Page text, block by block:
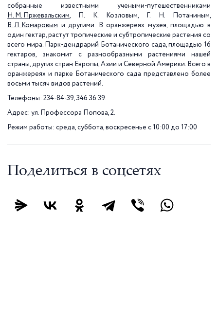
собранные известными учеными-путешественниками
Н. М. Пржевальским, П. К. Козловым, Г. Н. Потаниным,
В. Л. Комаровым и другими. В оранжереях музея, площадью в
один гектар, растут тропические и субтропические растения со
всего мира. Парк-дендрарий Ботанического сада, площадью 16
гектаров, знакомит с разнообразными растениями нашей
страны, других стран Европы, Азии и Северной Америки. Всего в
оранжереях и парке Ботанического сада представлено более
восьми тысяч видов растений.
Телефоны: 234-84-39, 346 36 39.
Адрес: ул. Профессора Попова, 2.
Режим работы: среда, суббота, воскресенье с 10:00 до 17:00
Поделиться в соцсетях